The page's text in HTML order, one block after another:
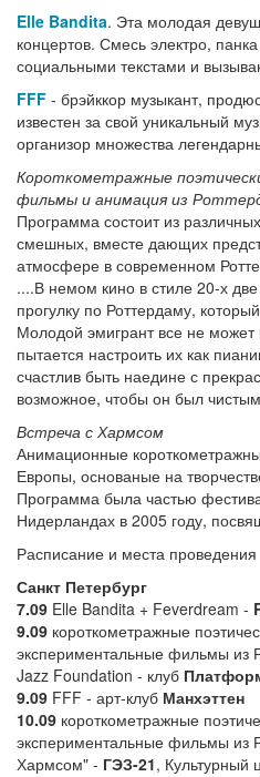
Elle Bandita. Эта молодая
концертов. Смесь электро,
социальными текстами и
FFF - брэйккор музыкант,
известен за свой уникальный
организор множества
Короткометражные
фильмы и анимация из
Программа состоит из
смешных, вместе дающих
атмосфере в современном
....В немом кино в стиле 20-х
прогулку по Роттердаму,
Молодой эмигрант все не может
пытается настроить их как
счастлив быть наедине с
возможное, чтобы он был
Встреча с Хармсом
Анимационные
Европы, основаные на
Программа была частью
Нидерландах в 2005 году,
Расписание и места проведения
Санкт Петербург
7.09 Elle Bandita + Feverdream -
9.09 короткометражные
экспериментальные фильмы из
Jazz Foundation - клуб
9.09 FFF - арт-клуб Манхэттен
10.09 короткометражные
экспериментальные фильмы из
Хармсом" - ГЭЗ-21, Культурный